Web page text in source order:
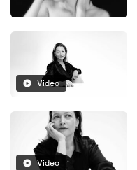
Video
Video